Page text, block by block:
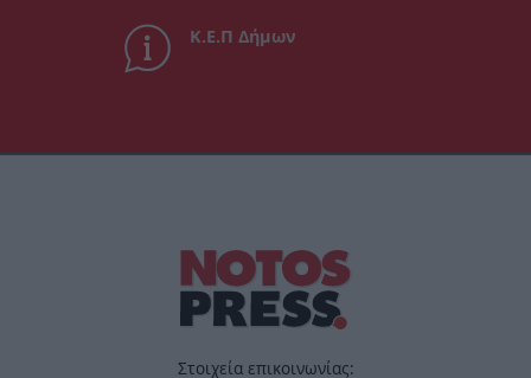
Κ.Ε.Π Δήμων
Στοιχεία επικοινωνίας: